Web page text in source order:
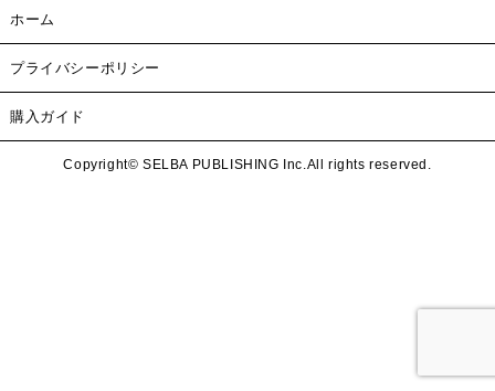
ホーム
プライバシーポリシー
購入ガイド
Copyright© SELBA PUBLISHING Inc.All rights reserved.